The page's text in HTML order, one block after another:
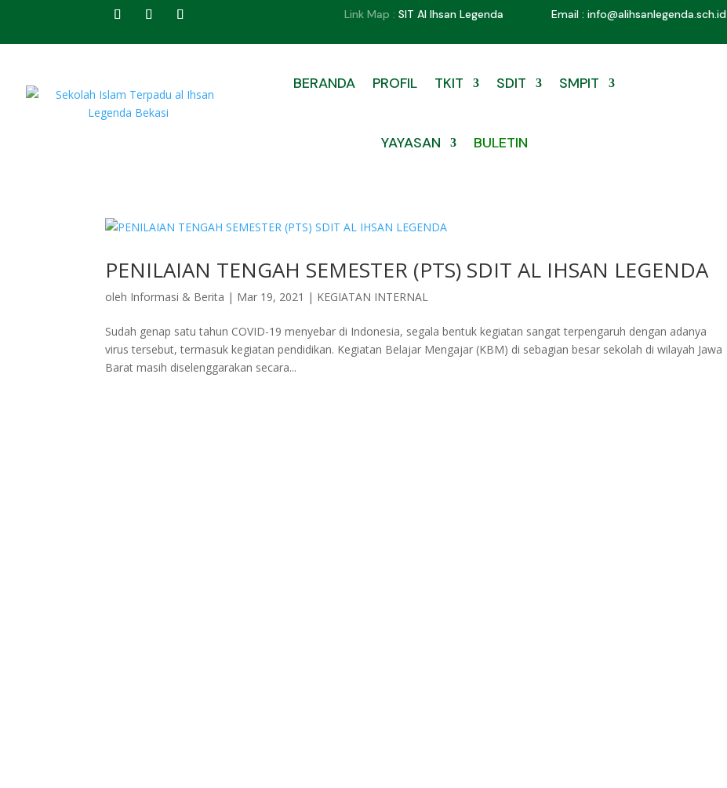
Link Map :SIT Al Ihsan Legenda Email : info@alihsanlegenda.sch.id
BERANDA PROFIL TKIT SDIT SMPIT
YAYASAN BULETIN
PENILAIAN TENGAH SEMESTER (PTS) SDIT AL IHSAN LEGENDA
oleh Informasi & Berita | Mar 19, 2021 | KEGIATAN INTERNAL
Sudah genap satu tahun COVID-19 menyebar di Indonesia, segala bentuk kegiatan sangat terpengaruh dengan adanya
virus tersebut, termasuk kegiatan pendidikan. Kegiatan Belajar Mengajar (KBM) di sebagian besar sekolah di wilayah Jawa
Barat masih diselenggarakan secara...